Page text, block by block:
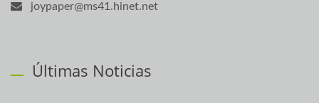
joypaper@ms41.hinet.net
Últimas Noticias